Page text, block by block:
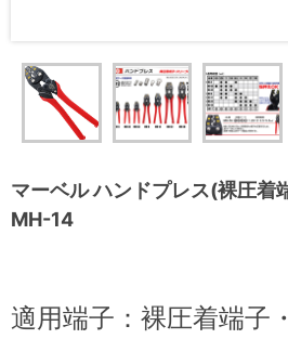
マーベル ハンドプレス(裸圧着
MH-14
適用端子：裸圧着端子